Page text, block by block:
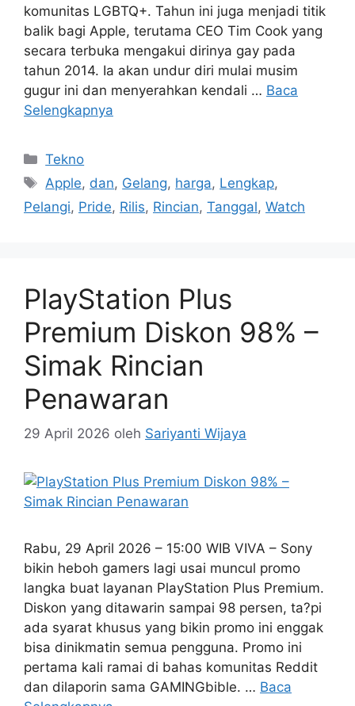
komunitas LGBTQ+. Tahun ini juga menjadi titik
balik bagi Apple, terutama CEO Tim Cook yang
secara terbuka mengakui dirinya gay pada
tahun 2014. Ia akan undur diri mulai musim
gugur ini dan menyerahkan kendali … Baca
Selengkapnya
Kategori
Tekno
Tag
Apple, dan, Gelang, harga, Lengkap,
Pelangi, Pride, Rilis, Rincian, Tanggal, Watch
PlayStation Plus
Premium Diskon 98% –
Simak Rincian
Penawaran
29 April 2026 oleh Sariyanti Wijaya
Rabu, 29 April 2026 – 15:00 WIB VIVA – Sony
bikin heboh gamers lagi usai muncul promo
langka buat layanan PlayStation Plus Premium.
Diskon yang ditawarin sampai 98 persen, ta?pi
ada syarat khusus yang bikin promo ini enggak
bisa dinikmatin semua pengguna. Promo ini
pertama kali ramai di bahas komunitas Reddit
dan dilaporin sama GAMINGbible. … Baca